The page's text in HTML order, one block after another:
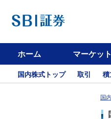
ホーム マーケット
国内株式トップ 取引
国